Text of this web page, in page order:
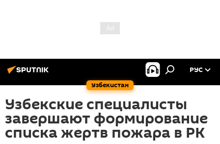
Узбекистан
РУС
Узбекские специалисты
завершают формирование
списка жертв пожара в РК